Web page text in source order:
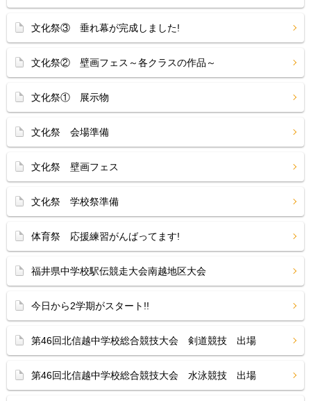
文化祭③ 垂れ幕が完成しました!
文化祭② 壁画フェス～各クラスの作品～
文化祭① 展示物
文化祭 会場準備
文化祭 壁画フェス
文化祭 学校祭準備
体育祭 応援練習がんばってます!
福井県中学校駅伝競走大会南越地区大会
今日から2学期がスタート!!
第46回北信越中学校総合競技大会 剣道競技 出場
第46回北信越中学校総合競技大会 水泳競技 出場